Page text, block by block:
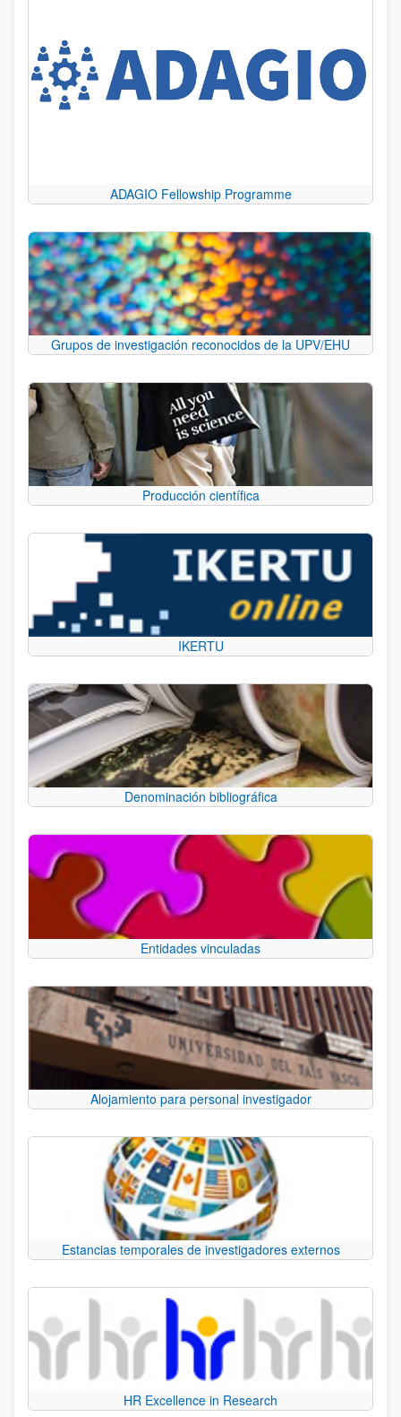
ADAGIO Fellowship Programme
Grupos de investigación reconocidos de la UPV/EHU
Producción científica
IKERTU
Denominación bibliográfica
Entidades vinculadas
Alojamiento para personal investigador
Estancias temporales de investigadores externos
HR Excellence in Research